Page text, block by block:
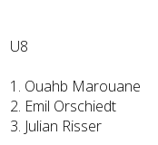
U8
1. Ouahb Marouane
2. Emil Orschiedt
3. Julian Risser